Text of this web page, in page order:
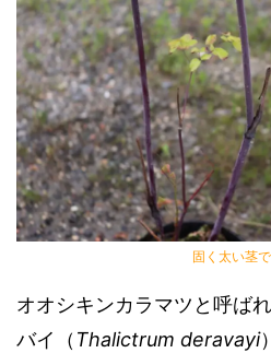
固く太い茎で
オオシキンカラマツと呼ば
バイ（ Thalictrum deravayi